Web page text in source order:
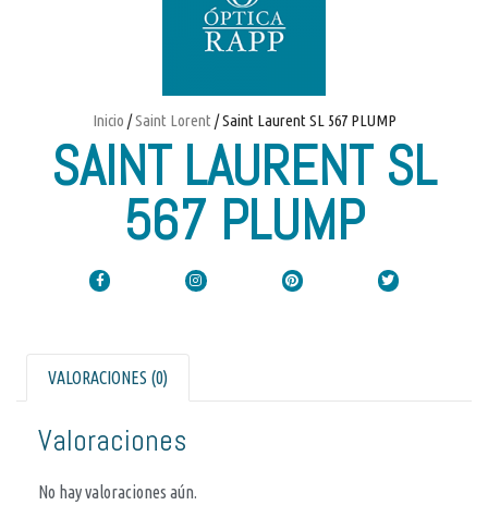
Inicio /Saint Lorent / Saint Laurent SL 567 PLUMP
SAINT LAURENT SL
567 PLUMP
VALORACIONES (0)
Valoraciones
No hay valoraciones aún.